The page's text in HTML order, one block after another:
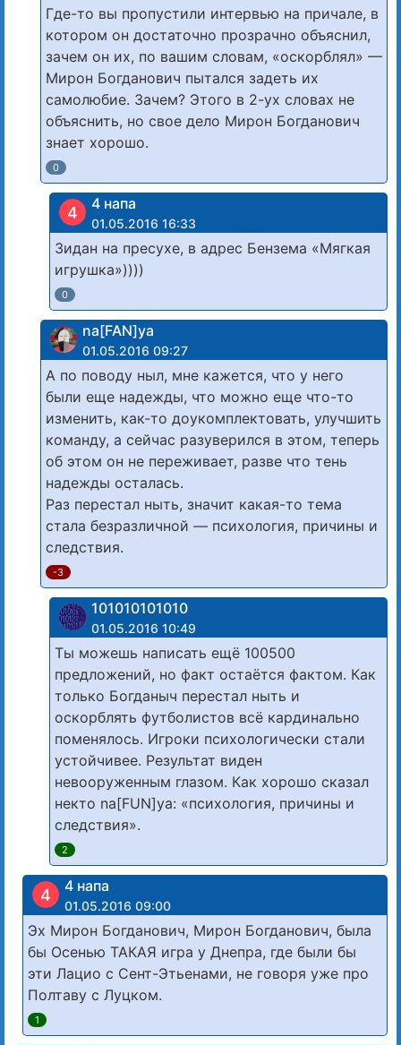
Где-то вы пропустили интервью на причале, в
котором он достаточно прозрачно объяснил,
зачем он их, по вашим словам, «оскорблял» —
Мирон Богданович пытался задеть их
самолюбие. Зачем? Этого в 2-ух словах не
объяснить, но свое дело Мирон Богданович
знает хорошо.
0
4 4 напа
01.05.2016 16:33
Зидан на пресухе, в адрес Бензема «Мягкая
игрушка»))))
0
na[FAN]ya
01.05.2016 09:27
А по поводу ныл, мне кажется, что у него
были еще надежды, что можно еще что-то
изменить, как-то доукомплектовать, улучшить
команду, а сейчас разуверился в этом, теперь
об этом он не переживает, разве что тень
надежды осталась.
Раз перестал ныть, значит какая-то тема
стала безразличной — психология, причины и
следствия.
-3
101010101010
01.05.2016 10:49
Ты можешь написать ещё 100500
предложений, но факт остаётся фактом. Как
только Богданыч перестал ныть и
оскорблять футболистов всё кардинально
поменялось. Игроки психологически стали
устойчивее. Результат виден
невооруженным глазом. Как хорошо сказал
некто na[FUN]ya: «психология, причины и
следствия».
2
4 4 напа
01.05.2016 09:00
Эх Мирон Богданович, Мирон Богданович, была
бы Осенью ТАКАЯ игра у Днепра, где были бы
эти Лацио с Сент-Этьенами, не говоря уже про
Полтаву с Луцком.
1